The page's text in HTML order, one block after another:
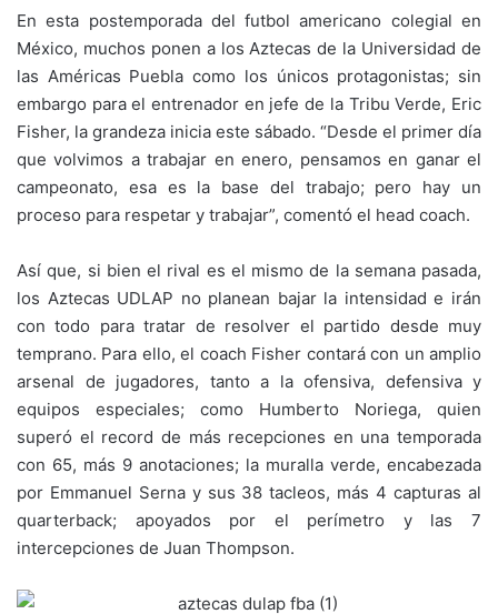
En esta postemporada del futbol americano colegial en
México, muchos ponen a los Aztecas de la Universidad de
las Américas Puebla como los únicos protagonistas; sin
embargo para el entrenador en jefe de la Tribu Verde, Eric
Fisher, la grandeza inicia este sábado. “Desde el primer día
que volvimos a trabajar en enero, pensamos en ganar el
campeonato, esa es la base del trabajo; pero hay un
proceso para respetar y trabajar”, comentó el head coach.
Así que, si bien el rival es el mismo de la semana pasada,
los Aztecas UDLAP no planean bajar la intensidad e irán
con todo para tratar de resolver el partido desde muy
temprano. Para ello, el coach Fisher contará con un amplio
arsenal de jugadores, tanto a la ofensiva, defensiva y
equipos especiales; como Humberto Noriega, quien
superó el record de más recepciones en una temporada
con 65, más 9 anotaciones; la muralla verde, encabezada
por Emmanuel Serna y sus 38 tacleos, más 4 capturas al
quarterback; apoyados por el perímetro y las 7
intercepciones de Juan Thompson.